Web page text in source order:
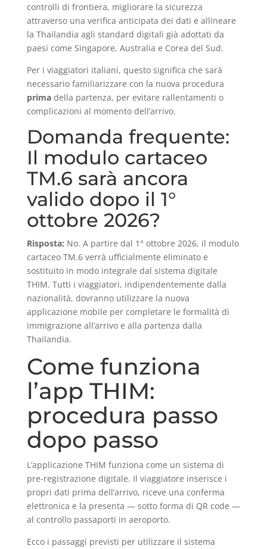
controlli di frontiera, migliorare la sicurezza
attraverso una verifica anticipata dei dati e allineare
la Thailandia agli standard digitali già adottati da
paesi come Singapore, Australia e Corea del Sud.
Per i viaggiatori italiani, questo significa che sarà
necessario familiarizzare con la nuova procedura
primadella partenza, per evitare rallentamenti o
complicazioni al momento dell’arrivo.
Domanda frequente:
Il modulo cartaceo
TM.6 sarà ancora
valido dopo il 1°
ottobre 2026?
Risposta: No. A partire dal 1° ottobre 2026, il modulo
cartaceo TM.6 verrà ufficialmente eliminato e
sostituito in modo integrale dal sistema digitale
THIM. Tutti i viaggiatori, indipendentemente dalla
nazionalità, dovranno utilizzare la nuova
applicazione mobile per completare le formalità di
immigrazione all’arrivo e alla partenza dalla
Thailandia.
Come funziona
l’app THIM:
procedura passo
dopo passo
L’applicazione THIM funziona come un sistema di
pre-registrazione digitale. Il viaggiatore inserisce i
propri dati prima dell’arrivo, riceve una conferma
elettronica e la presenta — sotto forma di QR code —
al controllo passaporti in aeroporto.
Ecco i passaggi previsti per utilizzare il sistema